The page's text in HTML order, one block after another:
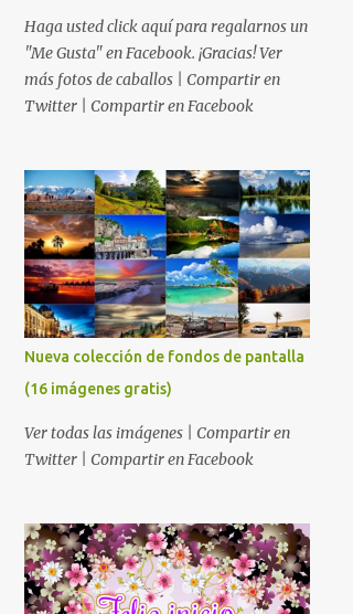
Haga usted click aquí para regalarnos un
"Me Gusta" en Facebook. ¡Gracias! Ver
más fotos de caballos | Compartir en
Twitter | Compartir en Facebook
Nueva colección de fondos de pantalla
(16 imágenes gratis)
Ver todas las imágenes | Compartir en
Twitter | Compartir en Facebook